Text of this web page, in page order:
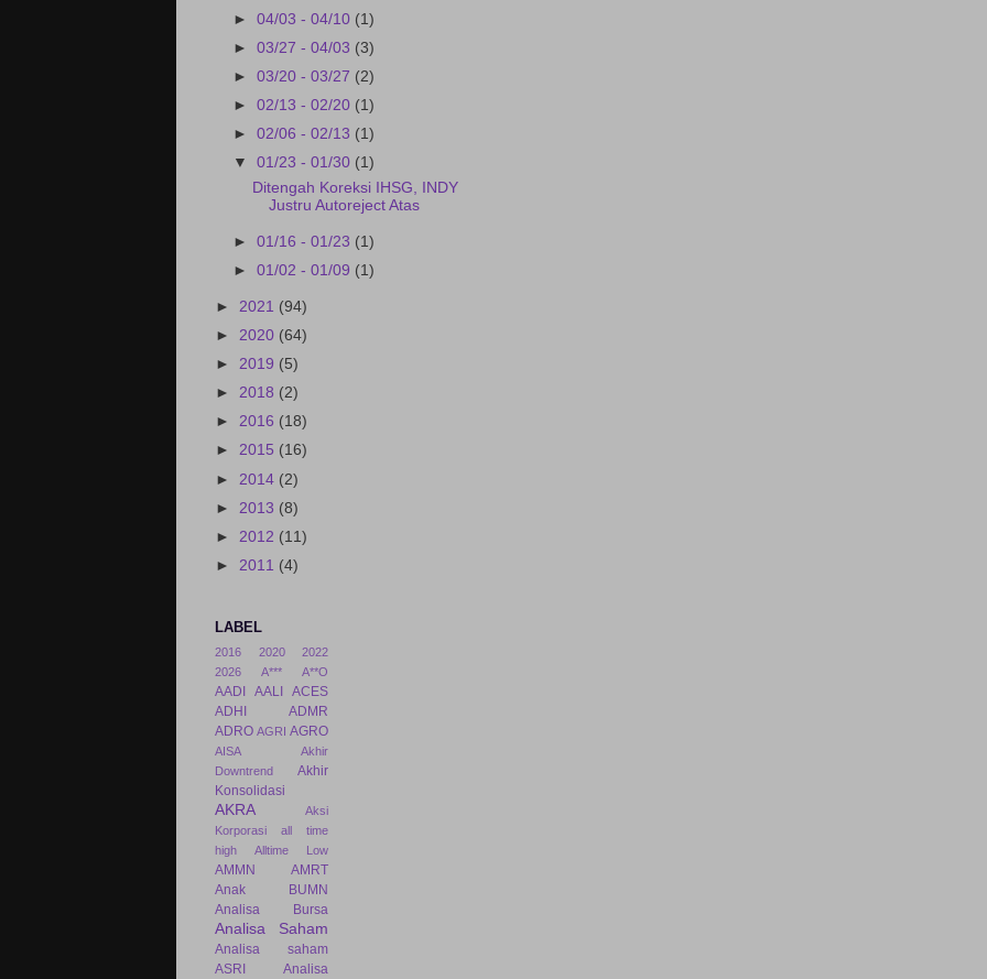
►04/03 - 04/10 (1)
►03/27 - 04/03 (3)
►03/20 - 03/27 (2)
►02/13 - 02/20 (1)
►02/06 - 02/13 (1)
▼01/23 - 01/30 (1)
Ditengah Koreksi IHSG, INDY
Justru Autoreject Atas
►01/16 - 01/23 (1)
►01/02 - 01/09 (1)
► 2021 (94)
► 2020 (64)
► 2019 (5)
► 2018 (2)
► 2016 (18)
► 2015 (16)
► 2014 (2)
► 2013 (8)
► 2012 (11)
► 2011 (4)
LABEL
2016 2020
2022
2026
A*** A**O
AADI AALI
ACES
ADHI
ADMR
ADRO AGRI AGRO
AISA
Akhir
Downtrend
Akhir
Konsolidasi
AKRA
Aksi
Korporasi
all time
high
Alltime Low
AMMN
AMRT
Anak BUMN
Analisa Bursa
Analisa Saham
Analisa saham
ASRI
Analisa